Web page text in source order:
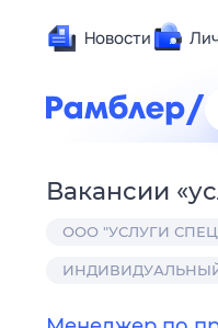
Новости
Вакансии «
ООО "УСЛУГИ